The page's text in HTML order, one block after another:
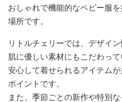
おしゃれで機能的なベビー服
場所です。
リトルチェリーでは、デザイ
肌に優しい素材にもこだわって
安心して着せられるアイテム
ポイントです。
また、季節ごとの新作や特別